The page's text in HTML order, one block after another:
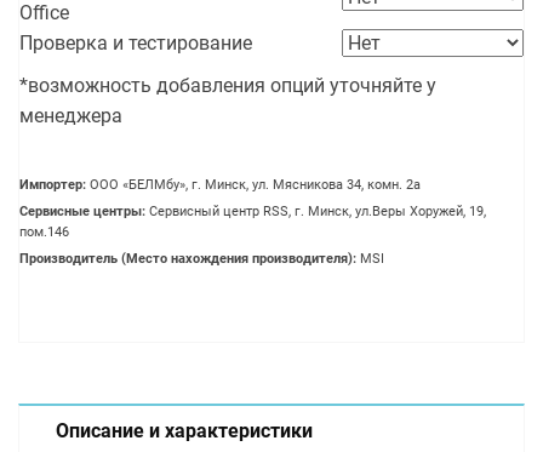
Office
Проверка и тестирование
*возможность добавления опций уточняйте у
менеджера
Импортер: OOO «БЕЛМбу», г. Минск, ул. Мясникова 34, комн. 2а
Сервисные центры: Сервисный центр RSS, г. Минск, ул.Веры Хоружей, 19,
пом.146
Производитель (Место нахождения производителя): MSI
Описание и характеристики